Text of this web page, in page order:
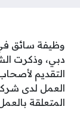
وظيفة سائق في
دبي، وذكرت
التقديم
العمل لدى
المتعلقة